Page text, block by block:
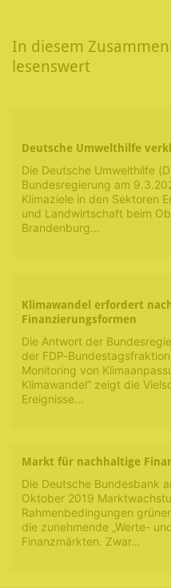
In diesem
lesenswert
Deutsche Umwelthilfe
Die Deutsche Umwelthilfe
Bundesregierung am
Klimaziele in den Sektoren
und Landwirtschaft beim
Brandenburg…
Klimawandel erfordert
Finanzierungsformen
Die Antwort der
der FDP-
Monitoring von
Klimawandel“ zeigt die
Ereignisse…
Markt für nachhaltige
Die Deutsche Bundesbank
Oktober 2019
Rahmenbedingungen
die zunehmende „Werte-
Finanzmärkten. Zwar…